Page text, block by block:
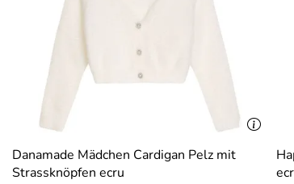
Danamade Mädchen Cardigan Pelz mit
Strassknöpfen ecru